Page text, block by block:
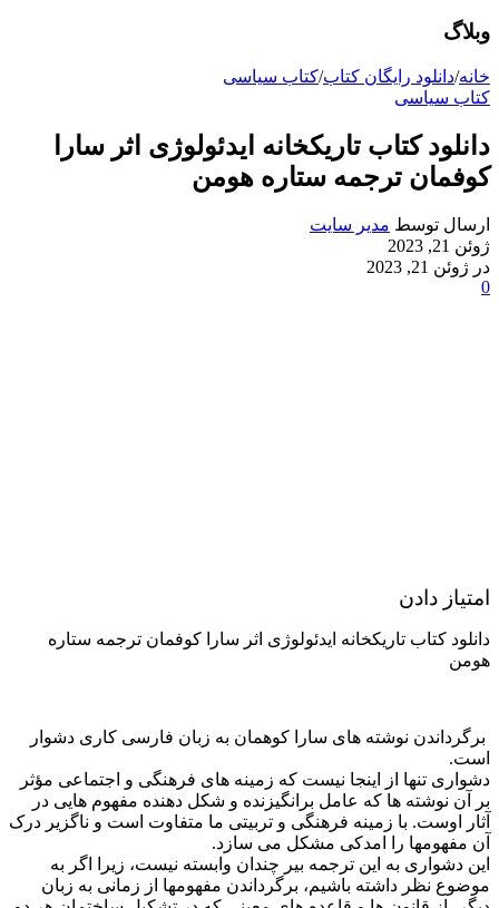
وبلاگ
خانه/دانلود رایگان کتاب/کتاب سیاسی
کتاب سیاسی
دانلود کتاب تاریکخانه ایدئولوژی اثر سارا
کوفمان ترجمه ستاره هومن
ارسال توسط مدیر سایت
ژوئن 21, 2023
در ژوئن 21, 2023
0
امتیاز دادن
دانلود کتاب تاریکخانه ایدئولوژی اثر سارا کوفمان ترجمه ستاره
هومن
برگرداندن نوشته های سارا کوهمان به زبان فارسی کاری دشوار
است.
دشواری تنها از اینجا نیست که زمینه های فرهنگی و اجتماعی مؤثر
بر آن نوشته ها که عامل برانگیزنده و شکل دهنده مفهوم هایی در
آثار اوست. با زمینه فرهنگی و تربیتی ما متفاوت است و ناگزیر درک
آن مفهومها را امدکی مشکل می سازد.
این دشواری به این ترجمه بیر چندان وابسته نیست، زیرا اگر به
موضوع نظر داشته باشیم، برگرداندن مفهومها از زمانی به زبان